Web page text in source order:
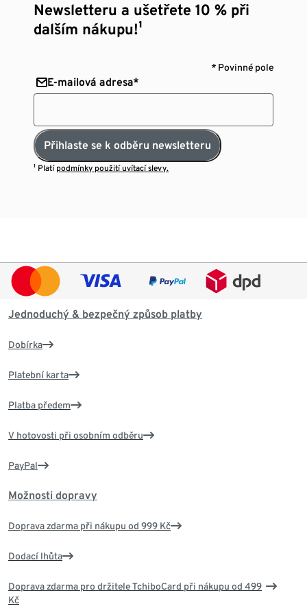
Newsletteru a ušetřete 10 % při
dalším nákupu!¹
* Povinné pole
E-mailová adresa*
Přihlaste se k odběru newsletteru
¹ Platí podmínky použití uvítací slevy.
Jednoduchý & bezpečný způsob platby
Dobírka
Platební karta
Platba předem
V hotovosti při osobním odběru
PayPal
Možnosti dopravy
Doprava zdarma při nákupu od 999 Kč
Dodací lhůta
Doprava zdarma pro držitele TchiboCard při nákupu od 499
Kč